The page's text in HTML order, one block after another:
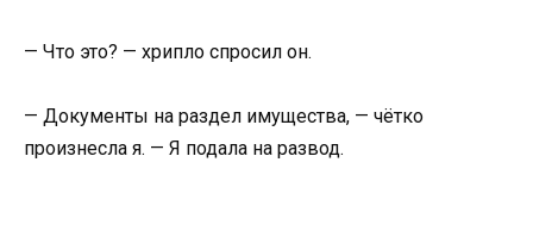
— Что это? — хрипло спросил он.
— Документы на раздел имущества, — чётко
произнесла я. — Я подала на развод.